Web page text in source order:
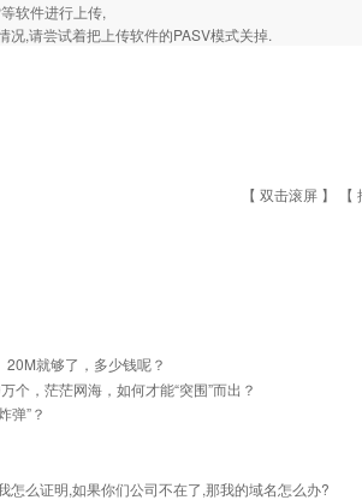
软件进行上传,
况,请尝试着把上传软件的PASV模式关掉.
【 双击滚屏 】 【
就够了，多少钱呢？
个，茫茫网海，如何才能“突围”而出？
弹”？
怎么证明,如果你们公司不在了,那我的域名怎么办?